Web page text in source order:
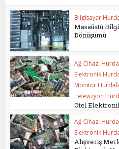
Bilgisayar
Masaüstü
Dönüşümü
Ağ Cihazı
Elektronik
Monitör
Televizyon
Otel
Ağ Cihazı
Elektronik
Alışveriş